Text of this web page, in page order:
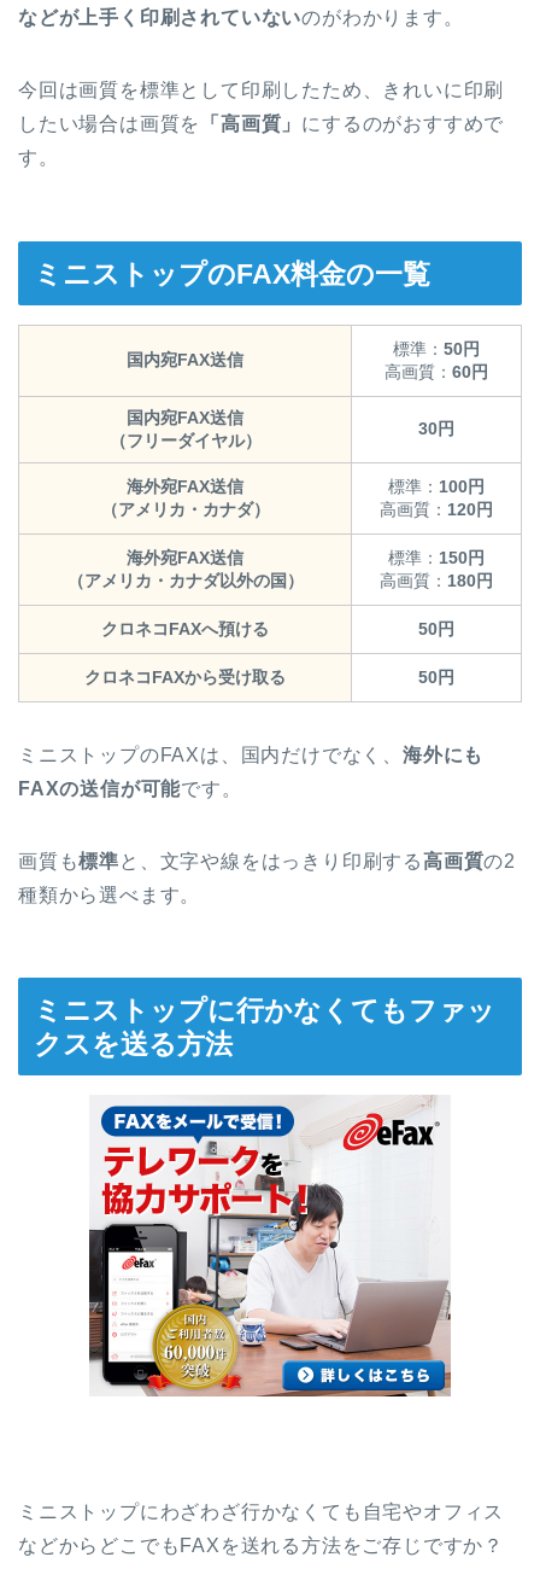
などが上手く印刷されていないのがわかります。
今回は画質を標準として印刷したため、きれいに印刷
したい場合は画質を
「高画質」 にするのがおすすめで
す。
ミニストップのFAX料金の一覧
国内宛FAX送信
標準： 50円
高画質： 60円
国内宛FAX送信
（フリーダイヤル）
30円
海外宛FAX送信
（アメリカ・カナダ）
標準： 100円
高画質： 120円
海外宛FAX送信
（アメリカ・カナダ以外の国）
標準： 150円
高画質： 180円
クロネコFAXへ預ける 50円
クロネコFAXから受け取る 50円
ミニストップのFAXは、国内だけでなく、 海外にも
FAXの送信が可能です。
画質も標準 と、文字や線をはっきり印刷する高画質の2
種類から選べます。
ミニストップに行かなくてもファッ
クスを送る方法
ミニストップにわざわざ行かなくても自宅やオフィス
などからどこでもFAXを送れる方法をご存じですか？